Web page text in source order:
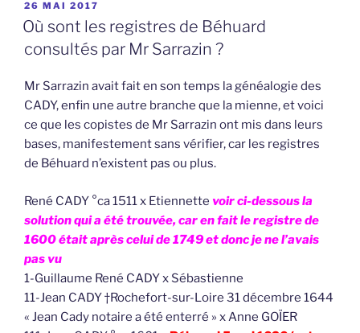
PUBLIÉ
LE
26 MAI 2017
Où sont les registres de Béhuard
consultés par Mr Sarrazin ?
Mr Sarrazin avait fait en son temps la généalogie des
CADY, enfin une autre branche que la mienne, et voici
ce que les copistes de Mr Sarrazin ont mis dans leurs
bases, manifestement sans vérifier, car les registres
de Béhuard n’existent pas ou plus.
René CADY °ca 1511 x Etiennette voir ci-dessous la
solution qui a été trouvée, car en fait le registre de
1600 était après celui de 1749 et donc je ne l’avais
pas vu
1-Guillaume René CADY x Sébastienne
11-Jean CADY †Rochefort-sur-Loire 31 décembre 1644
« Jean Cady notaire a été enterré » x Anne GOÏER